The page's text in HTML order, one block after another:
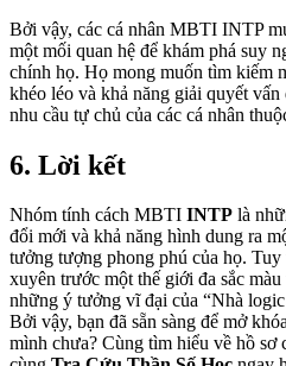
Bởi vậy, các cá nhân MBTI INTP
một mối quan hệ để khám phá suy
chính họ. Họ mong muốn tìm kiếm
khéo léo và khả năng giải quyết
nhu cầu tự chủ của các cá nhân
6. Lời kết
Nhóm tính cách MBTI INTP là
đổi mới và khả năng hình dung ra
tưởng tượng phong phú của họ.
xuyên trước một thế giới đa sắc
những ý tưởng vĩ đại của “Nhà
Bởi vậy, bạn đã sẵn sàng để mở
mình chưa? Cùng tìm hiểu về hồ sơ